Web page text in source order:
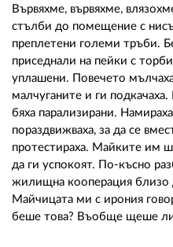
Вървяхме, вървяхме,
стълби до помещение с
преплетени големи тръби.
приседнали на пейки с
уплашени. Повечето
малчуганите и ги
бяха парализирани.
пораздвижваха, за да се
протестираха. Майките им
да ги успокоят. По-късно
жилищна кооперация близо
Майчицата ми с ирония
беше това? Въобще щеше ли